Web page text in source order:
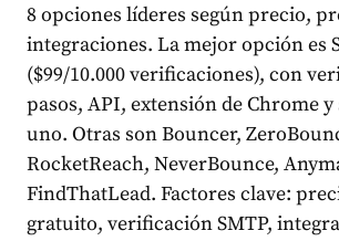
8 opciones líderes según precio,
integraciones. La mejor opción es
($99/10.000 verificaciones), con
pasos, API, extensión de Chrome
uno. Otras son Bouncer,
RocketReach, NeverBounce,
FindThatLead. Factores clave:
gratuito, verificación SMTP,